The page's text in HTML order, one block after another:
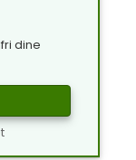
dine